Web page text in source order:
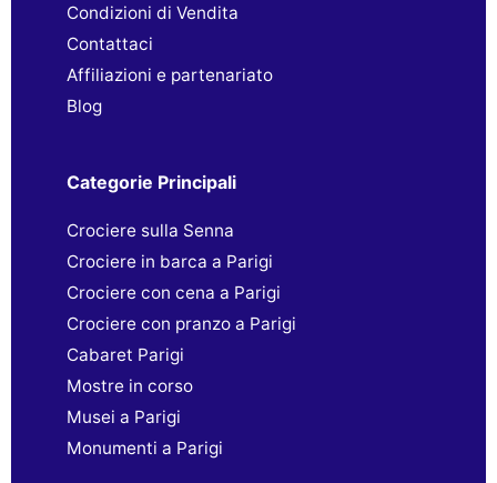
Condizioni di Vendita
Contattaci
Affiliazioni e partenariato
Blog
Categorie Principali
Crociere sulla Senna
Crociere in barca a Parigi
Crociere con cena a Parigi
Crociere con pranzo a Parigi
Cabaret Parigi
Mostre in corso
Musei a Parigi
Monumenti a Parigi